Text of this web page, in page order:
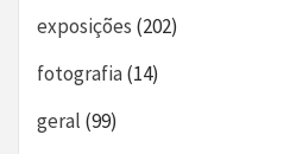
exposições (202)
fotografia(14)
geral (99)